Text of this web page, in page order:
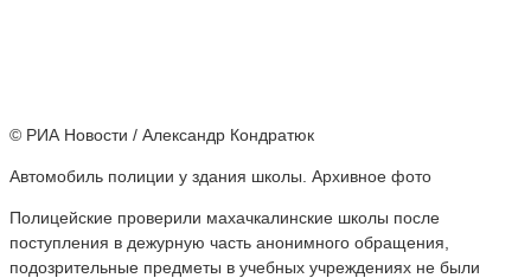
© РИА Новости / Александр Кондратюк
Автомобиль полиции у здания школы. Архивное фото
Полицейские проверили махачкалинские школы после
поступления в дежурную часть анонимного обращения,
подозрительные предметы в учебных учреждениях не были